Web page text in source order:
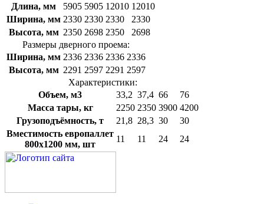
Длина, мм
5905 5905 12010 12010
Ширина, мм 2330 2330 2330
2330
Высота, мм 2350 2698 2350
2698
Размеры дверного проема:
Ширина, мм 2336 2336 2336 2336
Высота, мм 2291 2597 2291 2597
Характеристики:
Объем, м3
33,2 37,4 66
76
Масса тары, кг
2250 2350 3900 4200
Грузоподъёмность, т
21,8 28,3 30
30
Вместимость европаллет
800х1200 мм, шт
11 11 24 24